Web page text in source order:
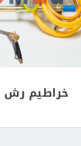
خراطيم رش